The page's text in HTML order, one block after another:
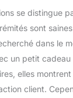
cuir
ultra fine,
peau et
La trame
couture et
se distingue
sont
dans le
un petit
elles
client.